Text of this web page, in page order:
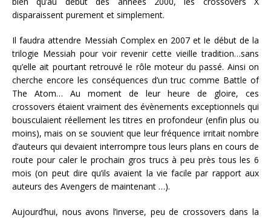
disparaissent purement et simplement.
Il faudra attendre Messiah Complex en 2007 et le début de la
trilogie Messiah pour voir revenir cette vieille tradition…sans
qu’elle ait pourtant retrouvé le rôle moteur du passé. Ainsi on
cherche encore les conséquences d’un truc comme Battle of
The Atom… Au moment de leur heure de gloire, ces
crossovers étaient vraiment des évènements exceptionnels qui
bousculaient réellement les titres en profondeur (enfin plus ou
moins), mais on se souvient que leur fréquence irritait nombre
d’auteurs qui devaient interrompre tous leurs plans en cours de
route pour caler le prochain gros trucs à peu près tous les 6
mois (on peut dire qu’ils avaient la vie facile par rapport aux
auteurs des Avengers de maintenant …).
Aujourd’hui, nous avons l’inverse, peu de crossovers dans la